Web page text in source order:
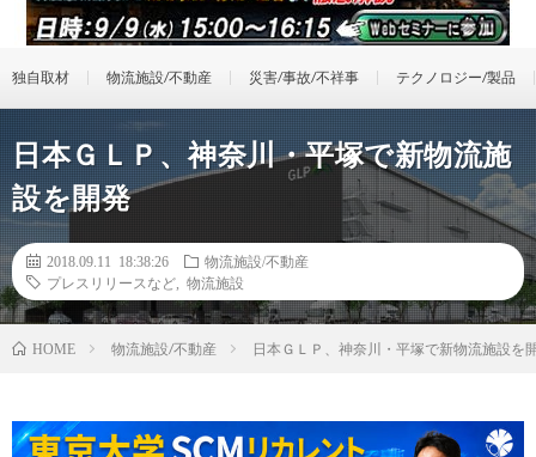
独自取材 物流施設/不動産 災害/事故/不祥事 テクノロジー/製品
日本ＧＬＰ、神奈川・平塚で新物流施
設を開発
2018.09.11 18:38:26
物流施設/不動産
プレスリリースなど
物流施設
HOME 物流施設/不動産 日本ＧＬＰ、神奈川・平塚で新物流施設を